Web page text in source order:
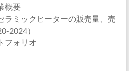
概要
ラミックヒーターの販売量、売
2024）
フォリオ